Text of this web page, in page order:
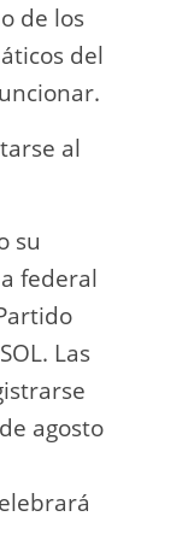
de los
del
al
su
federal
Las
agosto